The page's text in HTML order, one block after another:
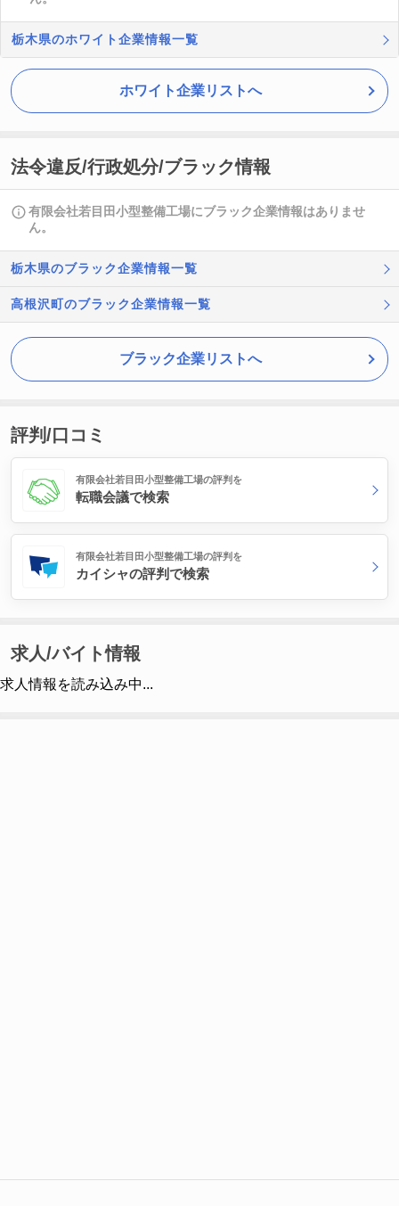
栃木県のホワイト企業情報一覧
ホワイト企業リストへ
法令違反/行政処分/ブラック情報
有限会社若目田小型整備工場にブラック企業情報はありませ
ん。
栃木県のブラック企業情報一覧
高根沢町のブラック企業情報一覧
ブラック企業リストへ
評判/口コミ
有限会社若目田小型整備工場の評判を
転職会議で検索
有限会社若目田小型整備工場の評判を
カイシャの評判で検索
求人/バイト情報
求人情報を読み込み中...